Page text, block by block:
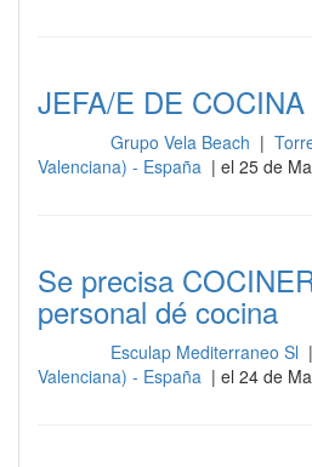
JEFA/E DE COCINA
Grupo Vela Beach |
Valenciana) - España | el 25 de
Se precisa
personal dé cocina
Esculap Mediterraneo Sl |
Valenciana) - España | el 24 de